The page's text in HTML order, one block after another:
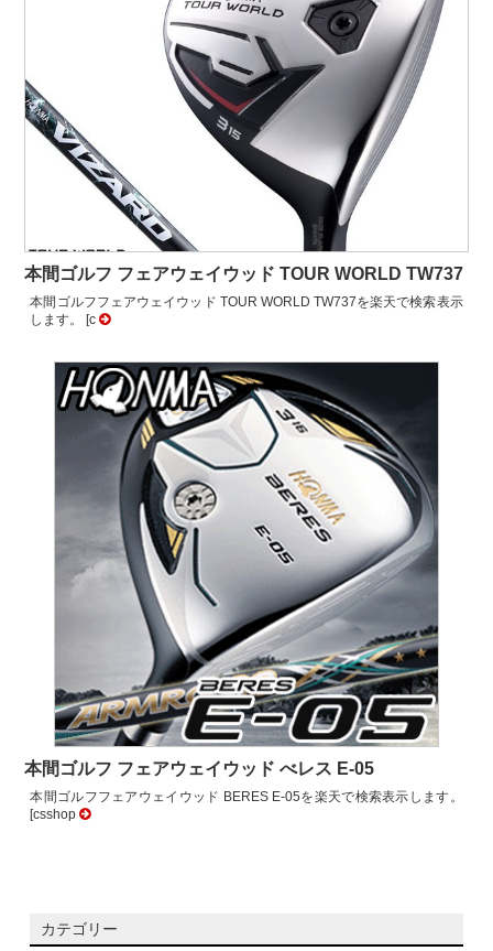
本間ゴルフ フェアウェイウッド TOUR WORLD TW737
本間ゴルフフェアウェイウッド TOUR WORLD TW737を楽天で検索表示
します。 [c
本間ゴルフ フェアウェイウッド べレス E-05
本間ゴルフフェアウェイウッド BERES E-05を楽天で検索表示します。
[csshop
カテゴリー